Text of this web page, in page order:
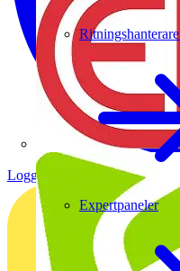
Expertpaneler
Logga in Registrera dig